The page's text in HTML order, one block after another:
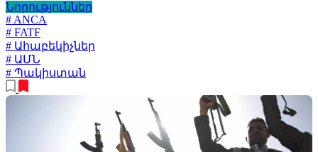
Նորություններ
# ANCA
# FATF
# Ահաբեկիչներ
# ԱՄՆ
# Պակիստան